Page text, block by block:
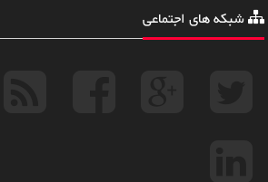
شبکه های اجتماعی